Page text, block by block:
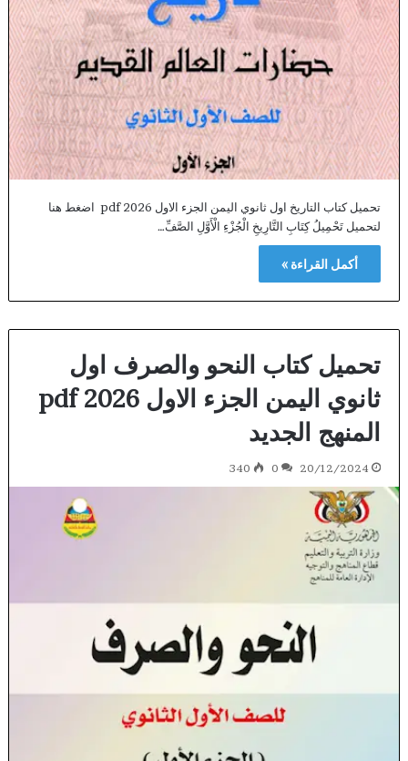
تحميل كتاب التاريخ اول ثانوي اليمن الجزء الاول 2026 pdf اضغط هنا
لتحميل تَحْمِيلُ كِتَابِ التَّارِيخِ الْجُزْءِ الْأَوَّلِ الصَّفِّ…
أكمل القراءة »
تحميل كتاب النحو والصرف اول
ثانوي اليمن الجزء الاول 2026 pdf
المنهج الجديد
20/12/2024
0
340